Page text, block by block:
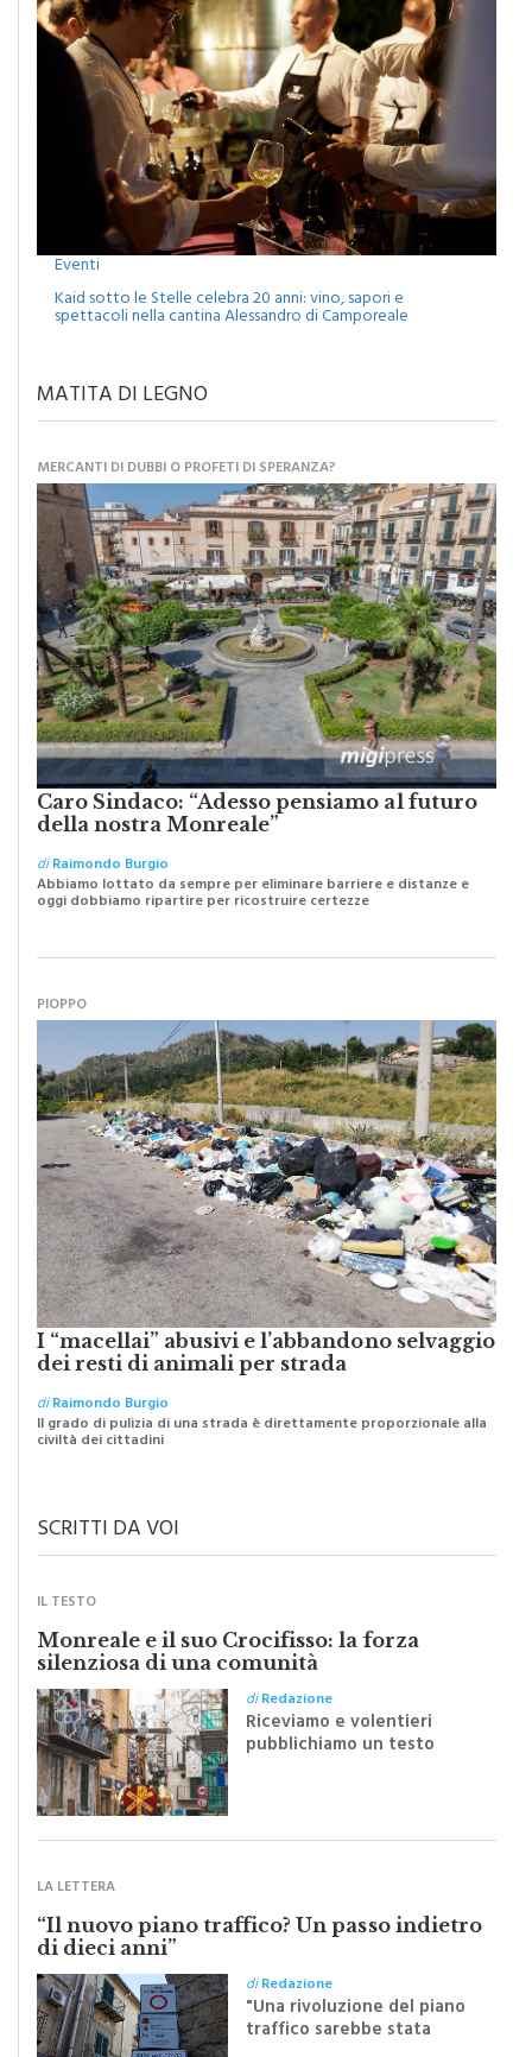
Eventi
Kaid sotto le Stelle celebra 20 anni: vino, sapori e
spettacoli nella cantina Alessandro di Camporeale
MATITA DI LEGNO
MERCANTI DI DUBBI O PROFETI DI SPERANZA?
Caro Sindaco: “Adesso pensiamo al futuro
della nostra Monreale”
diRaimondo Burgio
Abbiamo lottato da sempre per eliminare barriere e distanze e
oggi dobbiamo ripartire per ricostruire certezze
PIOPPO
I “macellai” abusivi e l’abbandono selvaggio
dei resti di animali per strada
diRaimondo Burgio
Il grado di pulizia di una strada è direttamente proporzionale alla
civiltà dei cittadini
SCRITTI DA VOI
IL TESTO
Monreale e il suo Crocifisso: la forza
silenziosa di una comunità
diRedazione
Riceviamo e volentieri
pubblichiamo un testo
Festa del Santissimo
LA LETTERA
“Il nuovo piano traffico? Un passo indietro
di dieci anni”
diRedazione
"Una rivoluzione del piano
traffico sarebbe stata